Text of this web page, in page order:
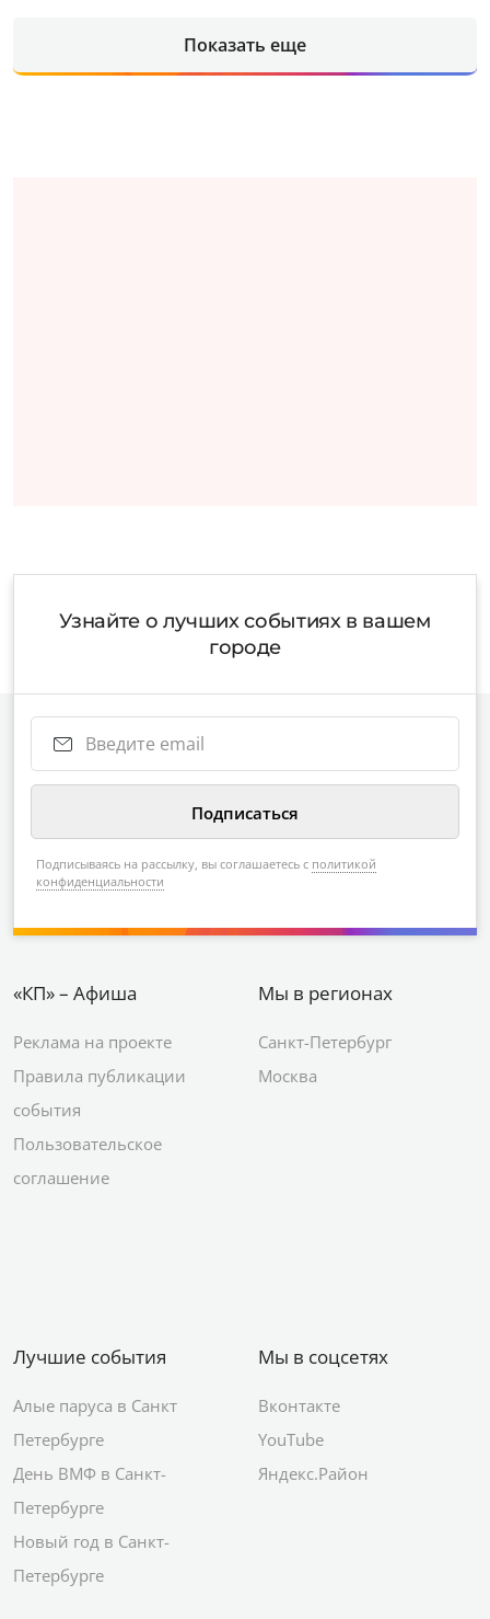
Показать еще
Узнайте о лучших событиях в вашем
городе
Подписываясь на рассылку, вы соглашаетесь с политикой
конфиденциальности
«КП» – Афиша
Реклама на проекте
Правила публикации
события
Пользовательское
соглашение
Мы в регионах
Санкт-Петербург
Москва
Лучшие события
Алые паруса в Санкт
Петербурге
День ВМФ в Санкт-
Петербурге
Новый год в Санкт-
Петербурге
Мы в соцсетях
Вконтакте
YouTube
Яндекс.Район